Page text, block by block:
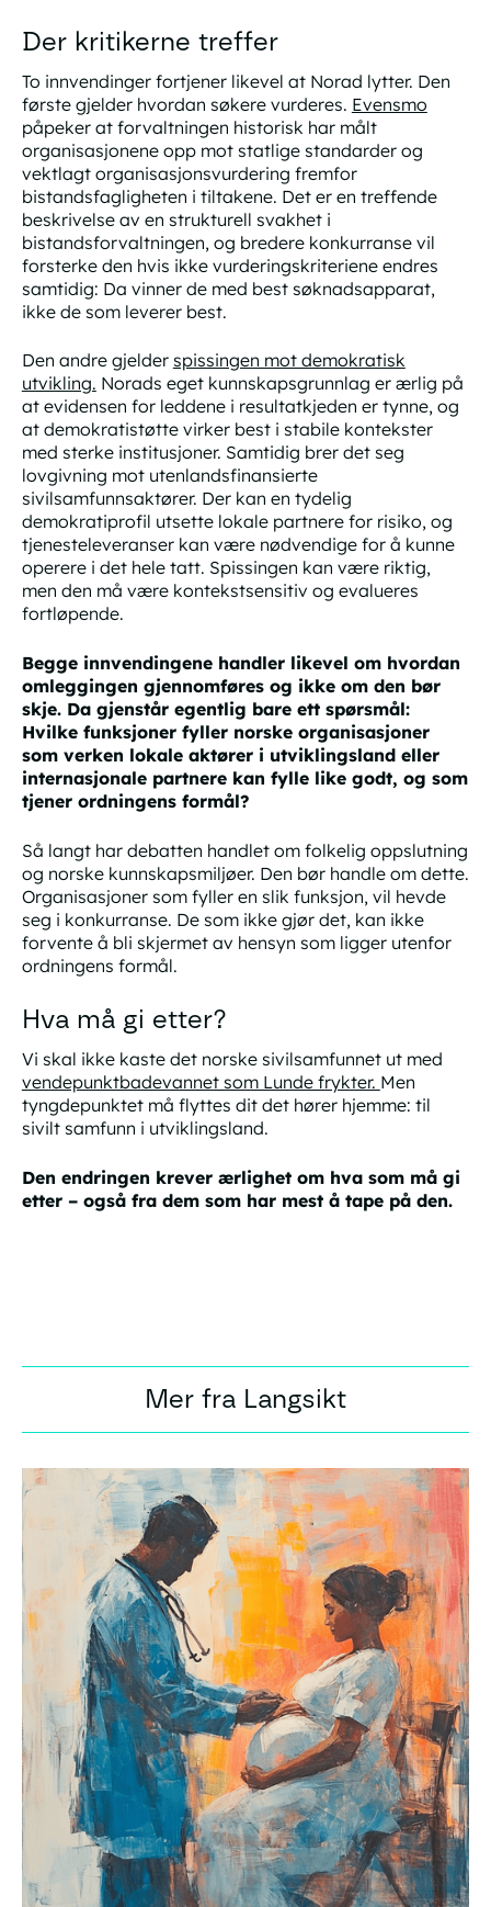
Der kritikerne treffer
To innvendinger fortjener likevel at Norad lytter. Den
første gjelder hvordan søkere vurderes. Evensmo
påpeker at forvaltningen historisk har målt
organisasjonene opp mot statlige standarder og
vektlagt organisasjonsvurdering fremfor
bistandsfagligheten i tiltakene. Det er en treffende
beskrivelse av en strukturell svakhet i
bistandsforvaltningen, og bredere konkurranse vil
forsterke den hvis ikke vurderingskriteriene endres
samtidig: Da vinner de med best søknadsapparat,
ikke de som leverer best.
Den andre gjelder spissingen mot demokratisk
utvikling. Norads eget kunnskapsgrunnlag er ærlig på
at evidensen for leddene i resultatkjeden er tynne, og
at demokratistøtte virker best i stabile kontekster
med sterke institusjoner. Samtidig brer det seg
lovgivning mot utenlandsfinansierte
sivilsamfunnsaktører. Der kan en tydelig
demokratiprofil utsette lokale partnere for risiko, og
tjenesteleveranser kan være nødvendige for å kunne
operere i det hele tatt. Spissingen kan være riktig,
men den må være kontekstsensitiv og evalueres
fortløpende.
Begge innvendingene handler likevel om hvordan
omleggingen gjennomføres og ikke om den bør
skje. Da gjenstår egentlig bare ett spørsmål:
Hvilke funksjoner fyller norske organisasjoner
som verken lokale aktører i utviklingsland eller
internasjonale partnere kan fylle like godt, og som
tjener ordningens formål?
Så langt har debatten handlet om folkelig oppslutning
og norske kunnskapsmiljøer. Den bør handle om dette.
Organisasjoner som fyller en slik funksjon, vil hevde
seg i konkurranse. De som ikke gjør det, kan ikke
forvente å bli skjermet av hensyn som ligger utenfor
ordningens formål.
Hva må gi etter?
Vi skal ikke kaste det norske sivilsamfunnet ut med
vendepunktbadevannet som Lunde frykter. Men
tyngdepunktet må flyttes dit det hører hjemme: til
sivilt samfunn i utviklingsland.
Den endringen krever ærlighet om hva som må gi
etter – også fra dem som har mest å tape på den.
Mer fra Langsikt